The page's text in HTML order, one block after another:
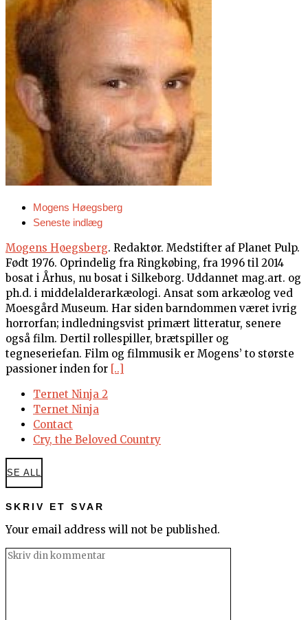
Mogens Høegsberg
Seneste indlæg
Mogens Høegsberg. Redaktør. Medstifter af Planet Pulp.
Født 1976. Oprindelig fra Ringkøbing, fra 1996 til 2014
bosat i Århus, nu bosat i Silkeborg. Uddannet mag.art. og
ph.d. i middelalderarkæologi. Ansat som arkæolog ved
Moesgård Museum. Har siden barndommen været ivrig
horrorfan; indledningsvist primært litteratur, senere
også film. Dertil rollespiller, brætspiller og
tegneseriefan. Film og filmmusik er Mogens’ to største
passioner inden for [..]
Ternet Ninja 2
Ternet Ninja
Contact
Cry, the Beloved Country
SE ALL
SKRIV ET SVAR
Your email address will not be published.